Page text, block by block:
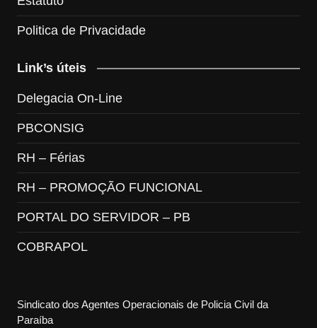
Politica de Privacidade
Link’s úteis
Delegacia On-Line
PBCONSIG
RH – Férias
RH – PROMOÇÃO FUNCIONAL
PORTAL DO SERVIDOR – PB
COBRAPOL
Sindicato dos Agentes Operacionais de Policia Civil da
Paraíba